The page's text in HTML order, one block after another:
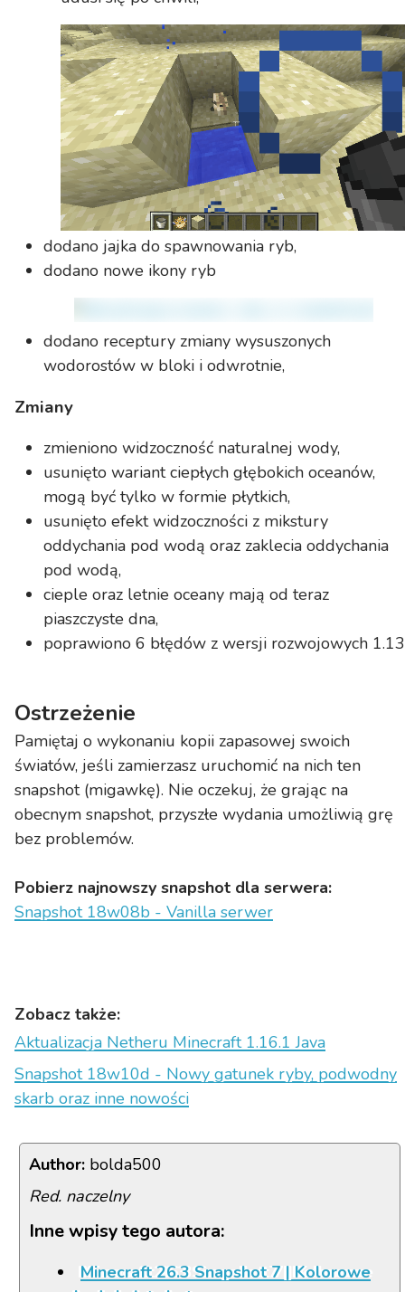
dodano jajka do spawnowania ryb,
dodano nowe ikony ryb
dodano receptury zmiany wysuszonych
wodorostów w bloki i odwrotnie,
Zmiany
zmieniono widzoczność naturalnej wody,
usunięto wariant ciepłych głębokich oceanów,
mogą być tylko w formie płytkich,
usunięto efekt widzoczności z mikstury
oddychania pod wodą oraz zaklecia oddychania
pod wodą,
cieple oraz letnie oceany mają od teraz
piaszczyste dna,
poprawiono 6 błędów z wersji rozwojowych 1.13
Ostrzeżenie
Pamiętaj o wykonaniu kopii zapasowej swoich
światów, jeśli zamierzasz uruchomić na nich ten
snapshot (migawkę). Nie oczekuj, że grając na
obecnym snapshot, przyszłe wydania umożliwią grę
bez problemów.
Pobierz najnowszy snapshot dla serwera:
Snapshot 18w08b - Vanilla serwer
Zobacz także:
Aktualizacja Netheru Minecraft 1.16.1 Java
Snapshot 18w10d - Nowy gatunek ryby, podwodny
skarb oraz inne nowości
Author: bolda500
Red. naczelny
Inne wpisy tego autora:
Minecraft 26.3 Snapshot 7 | Kolorowe